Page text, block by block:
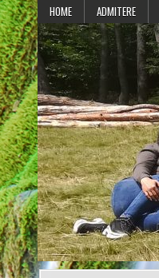
Skip
to
content
HOME ADMITERE